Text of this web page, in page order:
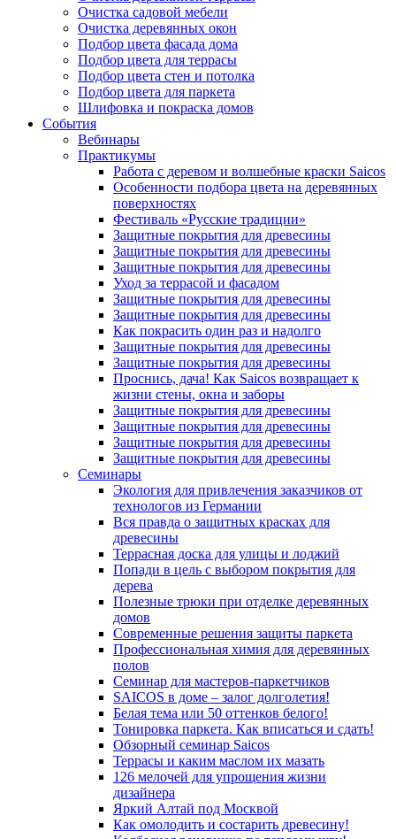
Очистка садовой мебели
Очистка деревянных окон
Подбор цвета фасада дома
Подбор цвета для террасы
Подбор цвета стен и потолка
Подбор цвета для паркета
Шлифовка и покраска домов
События
Вебинары
Практикумы
Работа с деревом и волшебные краски Saicos
Особенности подбора цвета на деревянных
поверхностях
Фестиваль «Русские традиции»
Защитные покрытия для древесины
Защитные покрытия для древесины
Защитные покрытия для древесины
Уход за террасой и фасадом
Защитные покрытия для древесины
Защитные покрытия для древесины
Как покрасить один раз и надолго
Защитные покрытия для древесины
Защитные покрытия для древесины
Проснись, дача! Как Saicos возвращает к
жизни стены, окна и заборы
Защитные покрытия для древесины
Защитные покрытия для древесины
Защитные покрытия для древесины
Защитные покрытия для древесины
Семинары
Экология для привлечения заказчиков от
технологов из Германии
Вся правда о защитных красках для
древесины
Террасная доска для улицы и лоджий
Попади в цель с выбором покрытия для
дерева
Полезные трюки при отделке деревянных
домов
Современные решения защиты паркета
Профессиональная химия для деревянных
полов
Семинар для мастеров-паркетчиков
SAICOS в доме – залог долголетия!
Белая тема или 50 оттенков белого!
Тонировка паркета. Как вписаться и сдать!
Обзорный семинар Saicos
Террасы и каким маслом их мазать
126 мелочей для упрощения жизни
дизайнера
Яркий Алтай под Москвой
Как омолодить и состарить древесину!